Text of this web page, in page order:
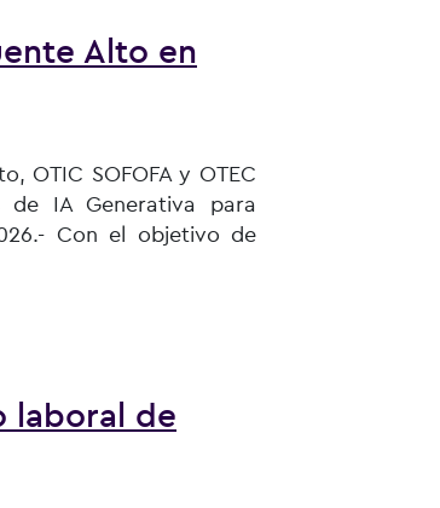
Alto en
OTIC SOFOFA y OTEC
de IA Generativa para
Con el objetivo de
laboral de